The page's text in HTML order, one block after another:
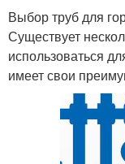
Выбор труб для
Существует
использоваться
имеет свои